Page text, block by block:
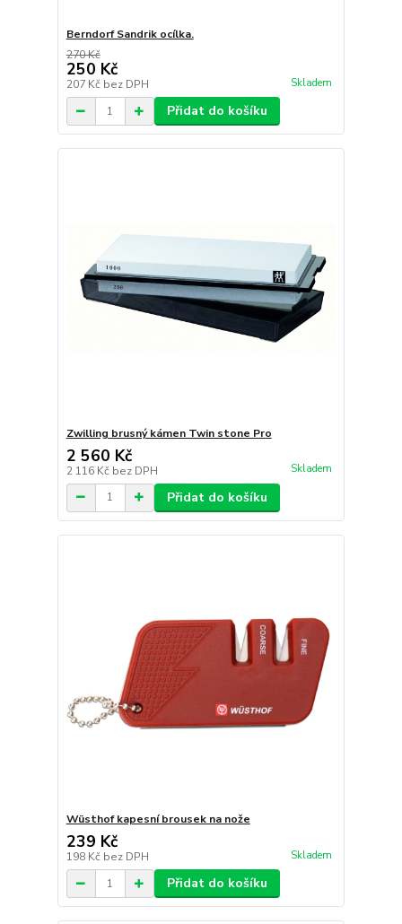
Berndorf Sandrik ocílka.
270 Kč
250 Kč
207 Kč bez DPH Skladem
Přidat do košíku
Zwilling brusný kámen Twin stone Pro
2 560 Kč
2 116 Kč bez DPH Skladem
Přidat do košíku
Wüsthof kapesní brousek na nože
239 Kč
198 Kč bez DPH Skladem
Přidat do košíku